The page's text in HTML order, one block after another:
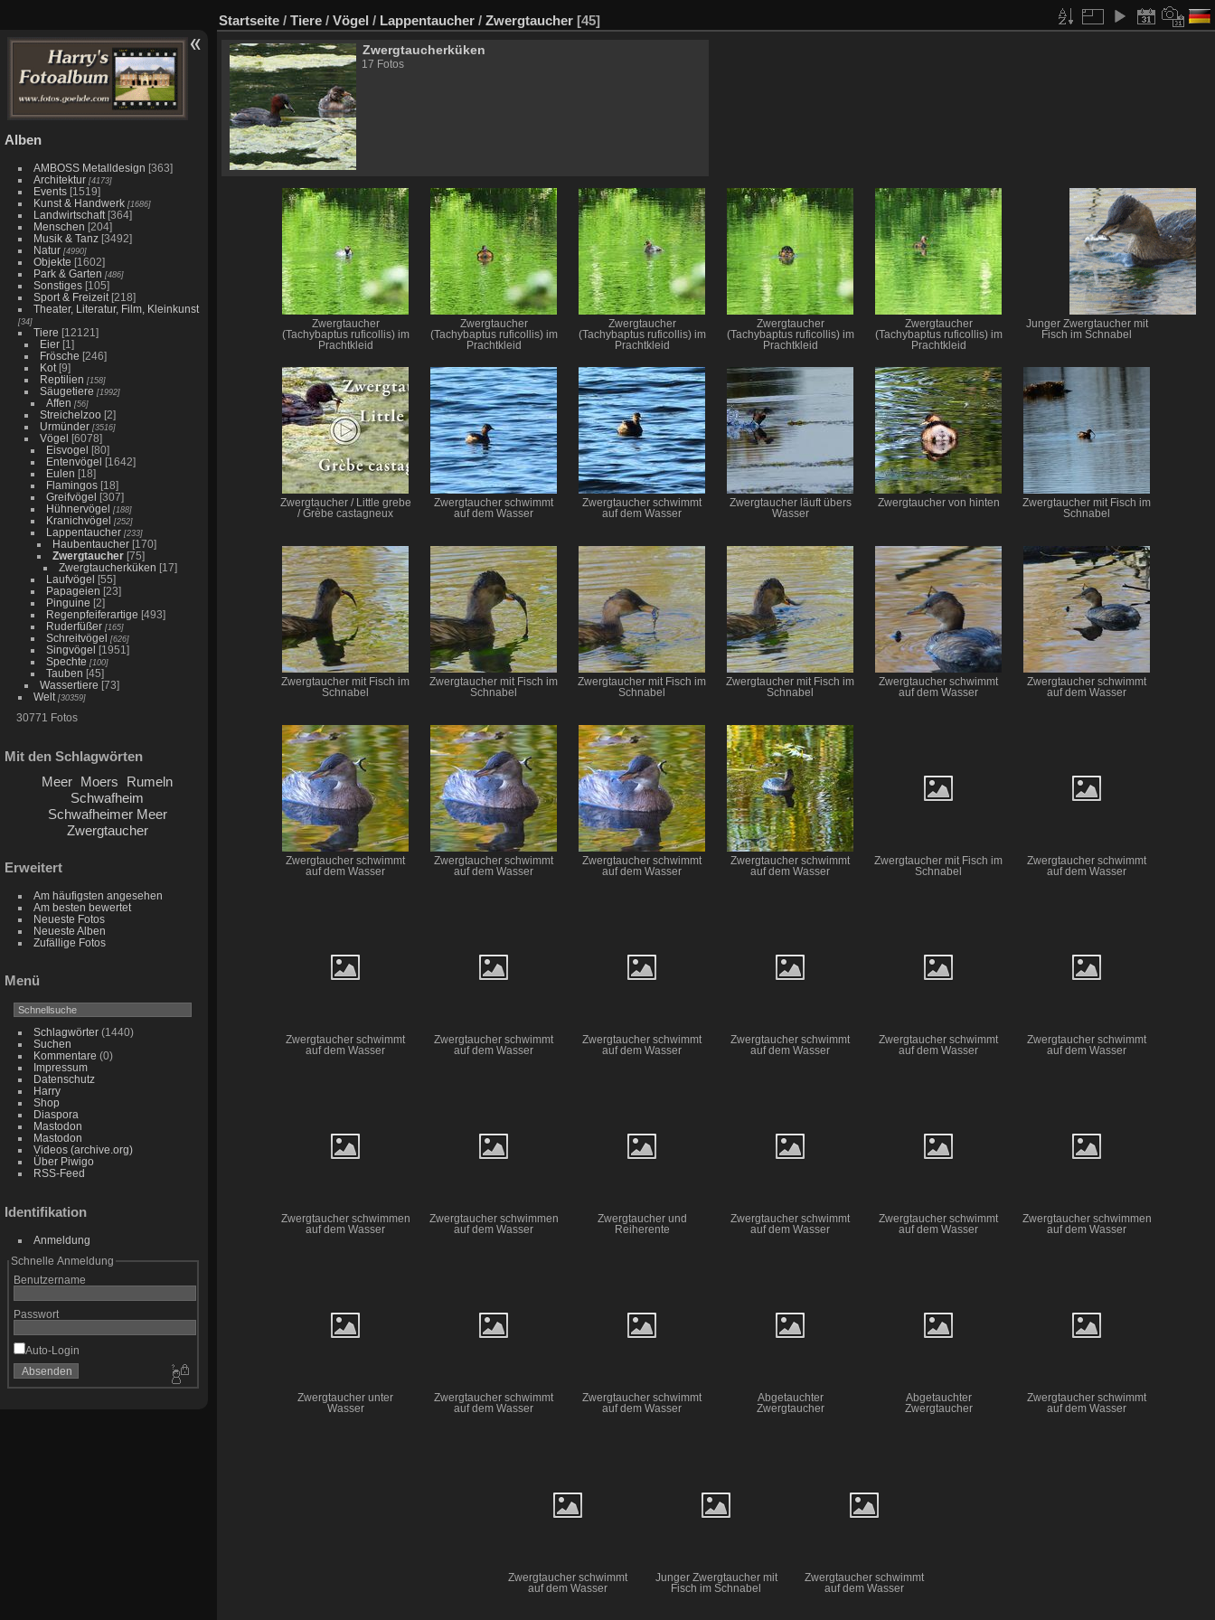
Alben
AMBOSS Metalldesign [363]
Architektur [4173]
Events [1519]
Kunst & Handwerk [1686]
Landwirtschaft [364]
Menschen [204]
Musik & Tanz [3492]
Natur [4990]
Objekte [1602]
Park & Garten [486]
Sonstiges [105]
Sport & Freizeit [218]
Theater, Literatur, Film, Kleinkunst
[34]
Tiere [12121]
Eier [1]
Frösche [246]
Kot [9]
Reptilien [158]
Säugetiere [1992]
Affen [56]
Streichelzoo [2]
Urmünder [3516]
Vögel [6078]
Eisvogel [80]
Entenvögel [1642]
Eulen [18]
Flamingos [18]
Greifvögel [307]
Hühnervögel [188]
Kranichvögel [252]
Lappentaucher [233]
Haubentaucher [170]
Zwergtaucher [75]
Zwergtaucherküken [17]
Laufvögel [55]
Papageien [23]
Pinguine [2]
Regenpfeiferartige [493]
Ruderfüßer [165]
Schreitvögel [626]
Singvögel [1951]
Spechte [100]
Tauben [45]
Wassertiere [73]
Welt [30359]
30771 Fotos
Mit den Schlagwörten
Meer Moers
Rumeln
Schwafheim
Schwafheimer Meer
Zwergtaucher
Erweitert
Am häufigsten angesehen
Am besten bewertet
Neueste Fotos
Neueste Alben
Zufällige Fotos
Menü
Schlagwörter(1440)
Suchen
Kommentare (0)
Impressum
Datenschutz
Harry
Shop
Diaspora
Mastodon
Mastodon
Videos (archive.org)
Über Piwigo
RSS-Feed
Identifikation
Anmeldung
Schnelle Anmeldung
Benutzername
Passwort
Auto-Login
Startseite / Tiere / Vögel / Lappentaucher / Zwergtaucher [45]
Zwergtaucherküken
17 Fotos
Zwergtaucher
(Tachybaptus ruficollis) im
Prachtkleid
Zwergtaucher
(Tachybaptus ruficollis) im
Prachtkleid
Zwergtaucher
(Tachybaptus ruficollis) im
Prachtkleid
Zwergtaucher
(Tachybaptus ruficollis) im
Prachtkleid
Zwergtaucher
(Tachybaptus ruficollis) im
Prachtkleid
Junger Zwergtaucher mit
Fisch im Schnabel
Zwergtaucher / Little grebe
/ Grèbe castagneux
Zwergtaucher schwimmt
auf dem Wasser
Zwergtaucher schwimmt
auf dem Wasser
Zwergtaucher läuft übers
Wasser
Zwergtaucher von hinten
Zwergtaucher mit Fisch im
Schnabel
Zwergtaucher mit Fisch im
Schnabel
Zwergtaucher mit Fisch im
Schnabel
Zwergtaucher mit Fisch im
Schnabel
Zwergtaucher mit Fisch im
Schnabel
Zwergtaucher schwimmt
auf dem Wasser
Zwergtaucher schwimmt
auf dem Wasser
Zwergtaucher schwimmt
auf dem Wasser
Zwergtaucher schwimmt
auf dem Wasser
Zwergtaucher schwimmt
auf dem Wasser
Zwergtaucher schwimmt
auf dem Wasser
Zwergtaucher mit Fisch im
Schnabel
Zwergtaucher schwimmt
auf dem Wasser
Zwergtaucher schwimmt
auf dem Wasser
Zwergtaucher schwimmt
auf dem Wasser
Zwergtaucher schwimmt
auf dem Wasser
Zwergtaucher schwimmt
auf dem Wasser
Zwergtaucher schwimmt
auf dem Wasser
Zwergtaucher schwimmt
auf dem Wasser
Zwergtaucher schwimmen
auf dem Wasser
Zwergtaucher schwimmen
auf dem Wasser
Zwergtaucher und
Reiherente
Zwergtaucher schwimmt
auf dem Wasser
Zwergtaucher schwimmt
auf dem Wasser
Zwergtaucher schwimmen
auf dem Wasser
Zwergtaucher unter
Wasser
Zwergtaucher schwimmt
auf dem Wasser
Zwergtaucher schwimmt
auf dem Wasser
Abgetauchter
Zwergtaucher
Abgetauchter
Zwergtaucher
Zwergtaucher schwimmt
auf dem Wasser
Zwergtaucher schwimmt
auf dem Wasser
Junger Zwergtaucher mit
Fisch im Schnabel
Zwergtaucher schwimmt
auf dem Wasser